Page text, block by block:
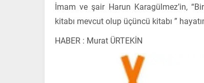
İmam ve şair Harun Karagülmez’in,
kitabı mevcut olup üçüncü kitabı ”
HABER : Murat ÜRTEKİN